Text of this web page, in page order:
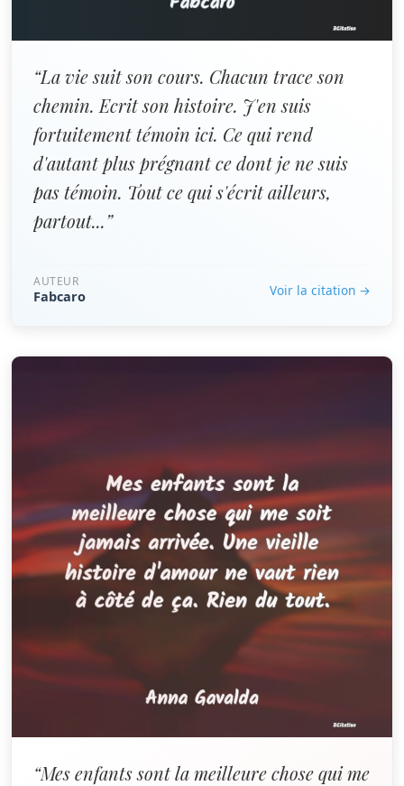
“La vie suit son cours. Chacun trace son
chemin. Ecrit son histoire. J'en suis
fortuitement témoin ici. Ce qui rend
d'autant plus prégnant ce dont je ne suis
pas témoin. Tout ce qui s'écrit ailleurs,
partout...”
AUTEUR
Fabcaro Voir la citation →
“Mes enfants sont la meilleure chose qui me